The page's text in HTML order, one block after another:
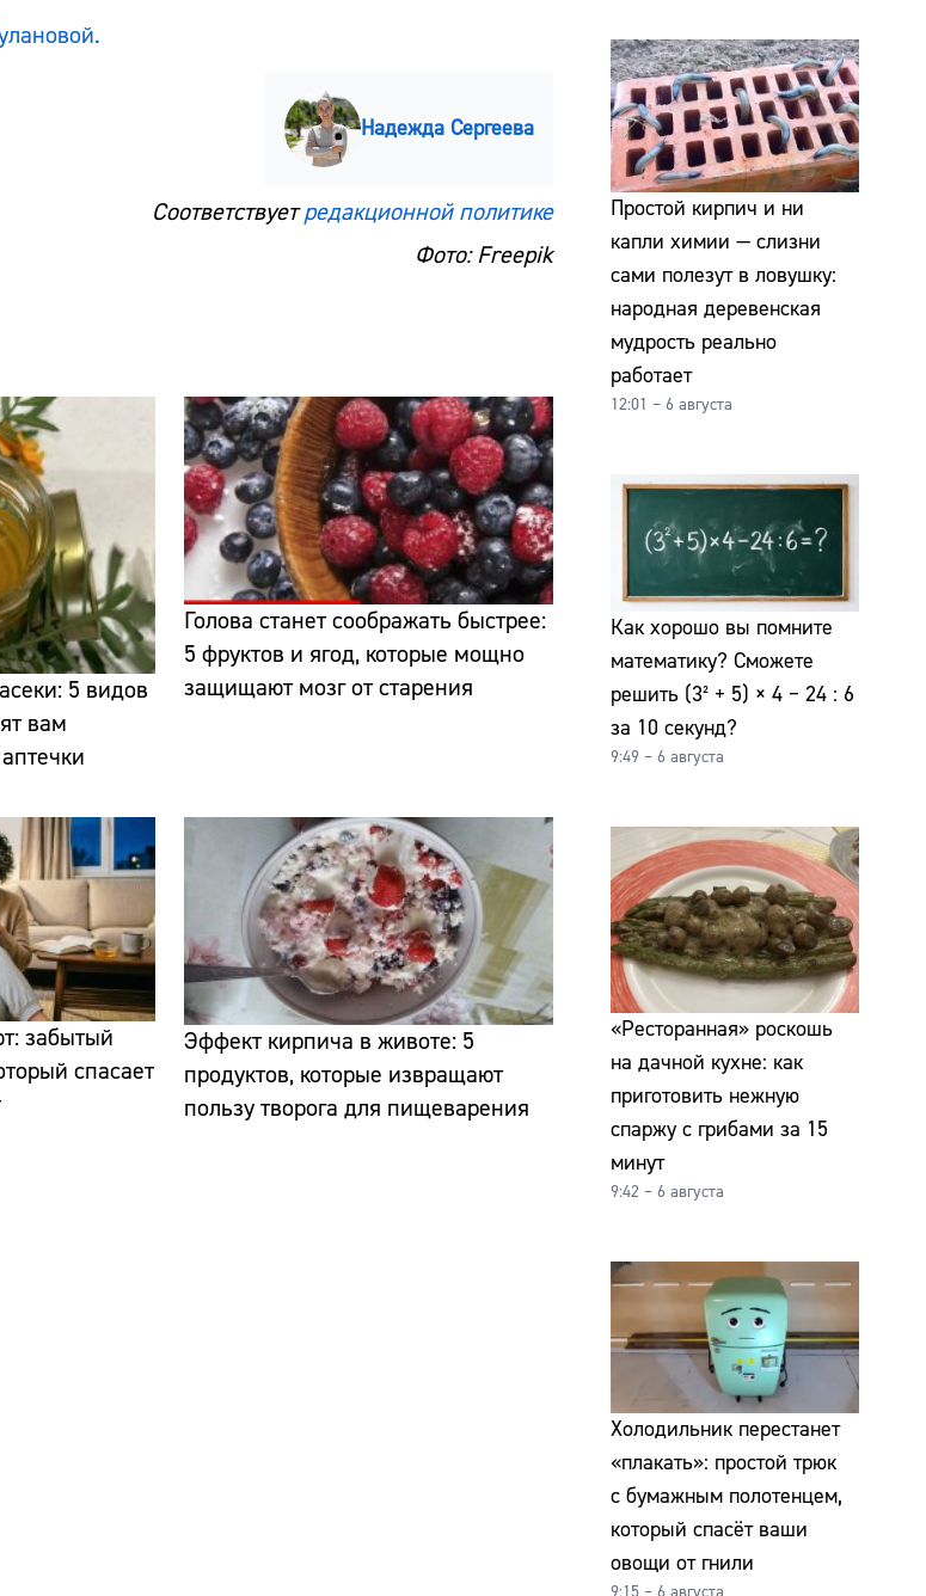
Надежда Сергеева
Соответствуетредакционной политике
Фото: Freepik
5 видов
вам
Голова станет соображать быстрее:
5 фруктов и ягод, которые мощно
защищают мозг от старения
забытый
спасает
Эффект кирпича в животе: 5
продуктов, которые извращают
пользу творога для пищеварения
Простой кирпич и ни
капли химии — слизни
сами полезут в ловушку:
народная деревенская
мудрость реально
работает
12:01 – 6 августа
Как хорошо вы помните
математику? Сможете
решить (3² + 5) × 4 − 24 : 6
за 10 секунд?
9:49 – 6 августа
«Ресторанная» роскошь
на дачной кухне: как
приготовить нежную
спаржу с грибами за 15
минут
9:42 – 6 августа
Холодильник перестанет
«плакать»: простой трюк
с бумажным полотенцем,
который спасёт ваши
овощи от гнили